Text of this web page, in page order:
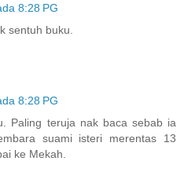
8:28 PG
sentuh buku.
8:28 PG
Paling teruja nak baca sebab ia
suami isteri merentas 13
ke Mekah.